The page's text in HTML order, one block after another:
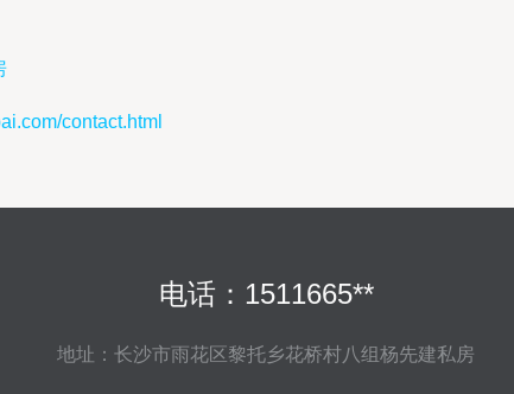
contact.html
电话：1511665**
地址：长沙市雨花区黎托乡花桥村八组杨先建私房